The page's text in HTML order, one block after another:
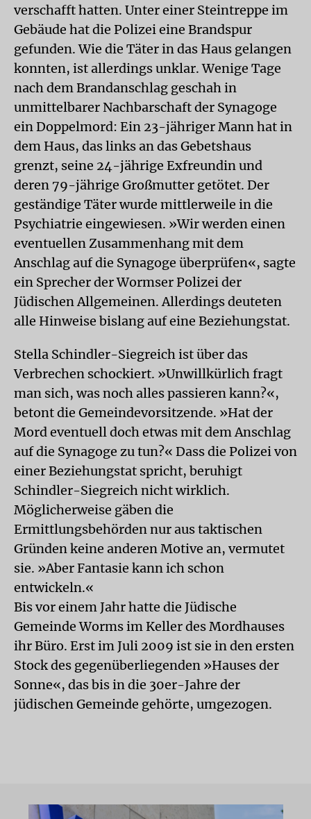
verschafft hatten. Unter einer Steintreppe im
Gebäude hat die Polizei eine Brandspur
gefunden. Wie die Täter in das Haus gelangen
konnten, ist allerdings unklar. Wenige Tage
nach dem Brandanschlag geschah in
unmittelbarer Nachbarschaft der Synagoge
ein Doppelmord: Ein 23-jähriger Mann hat in
dem Haus, das links an das Gebetshaus
grenzt, seine 24-jährige Exfreundin und
deren 79-jährige Großmutter getötet. Der
geständige Täter wurde mittlerweile in die
Psychiatrie eingewiesen. »Wir werden einen
eventuellen Zusammenhang mit dem
Anschlag auf die Synagoge überprüfen«, sagte
ein Sprecher der Wormser Polizei der
Jüdischen Allgemeinen. Allerdings deuteten
alle Hinweise bislang auf eine Beziehungstat.
Stella Schindler-Siegreich ist über das
Verbrechen schockiert. »Unwillkürlich fragt
man sich, was noch alles passieren kann?«,
betont die Gemeindevorsitzende. »Hat der
Mord eventuell doch etwas mit dem Anschlag
auf die Synagoge zu tun?« Dass die Polizei von
einer Beziehungstat spricht, beruhigt
Schindler-Siegreich nicht wirklich.
Möglicherweise gäben die
Ermittlungsbehörden nur aus taktischen
Gründen keine anderen Motive an, vermutet
sie. »Aber Fantasie kann ich schon
entwickeln.«
Bis vor einem Jahr hatte die Jüdische
Gemeinde Worms im Keller des Mordhauses
ihr Büro. Erst im Juli 2009 ist sie in den ersten
Stock des gegenüberliegenden »Hauses der
Sonne«, das bis in die 30er-Jahre der
jüdischen Gemeinde gehörte, umgezogen.